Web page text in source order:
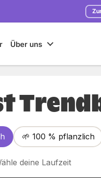
Über uns
🌱 100 % pflanzlich
deine Laufzeit